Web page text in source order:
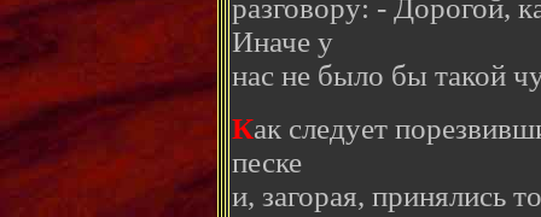
разговору: - Дорогой,
Иначе у
нас не было бы такой
Как следует
песке
и, загорая, принялись